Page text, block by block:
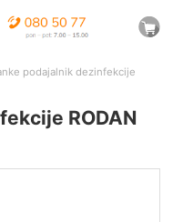
podajalnik dezinfekcije
RODAN